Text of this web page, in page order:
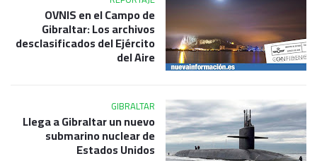
OVNIS en el Campo de
Gibraltar: Los archivos
desclasificados del Ejército
del Aire
GIBRALTAR
Llega a Gibraltar un nuevo
submarino nuclear de
Estados Unidos